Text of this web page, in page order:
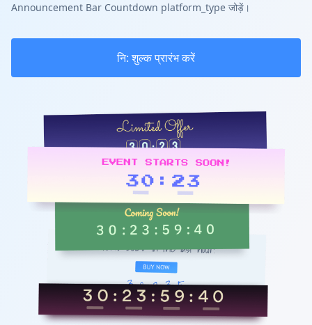
Announcement Bar Countdown platform_type जोड़ें।
नि: शुल्क प्रारंभ करें